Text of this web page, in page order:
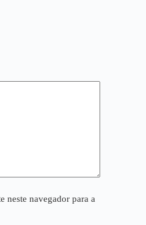
neste navegador para a